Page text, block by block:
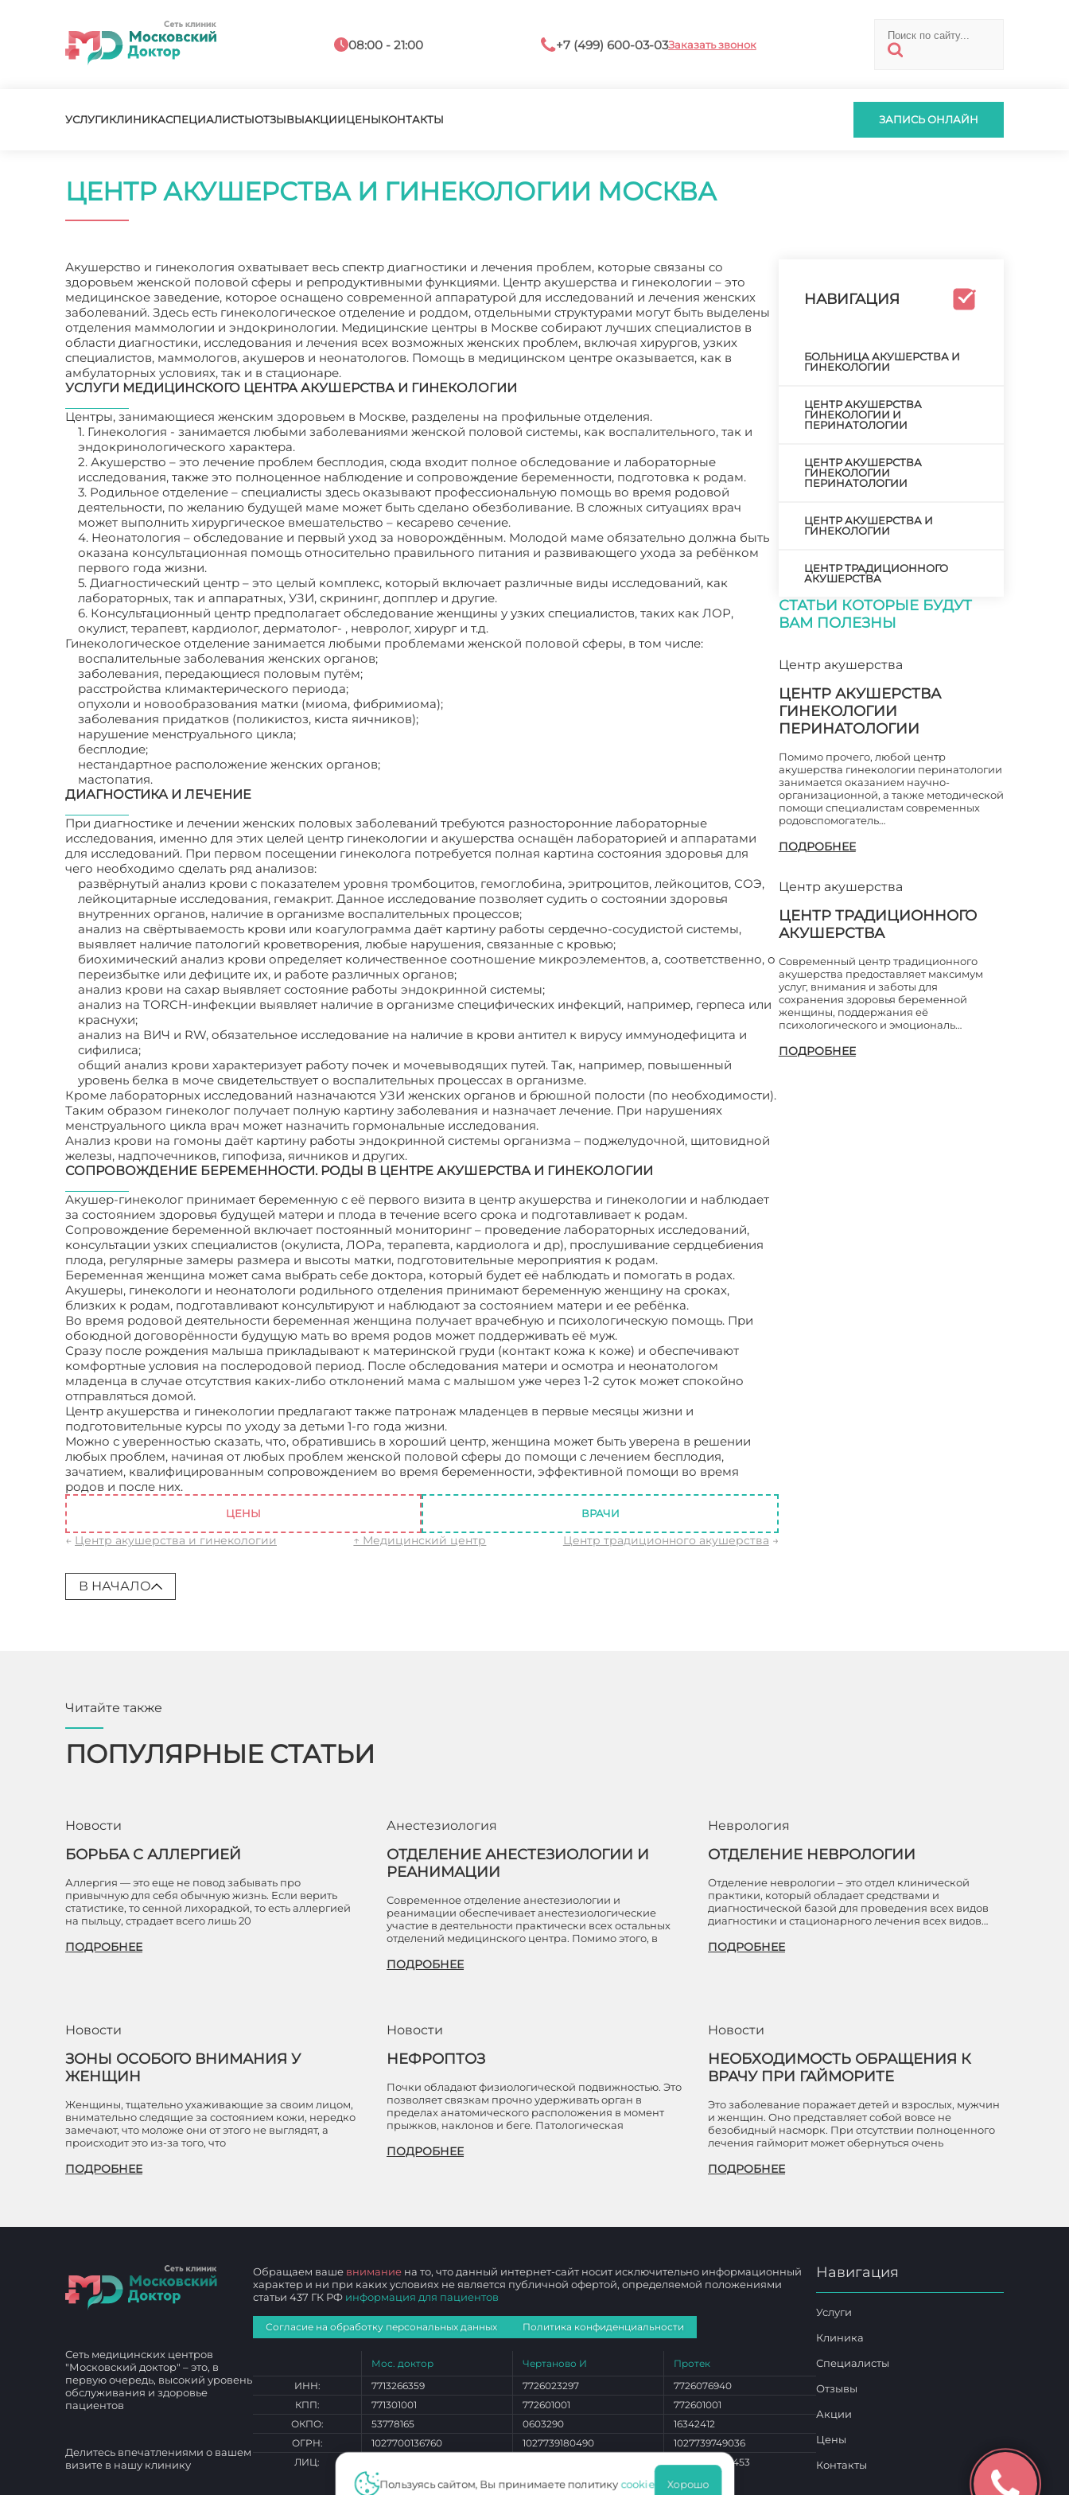
08:00 - 21:00 +7 (499) 600-03-03Заказать звонок
УСЛУГИКЛИНИКАСПЕЦИАЛИСТЫОТЗЫВЫАКЦИИЦЕНЫКОНТАКТЫ ЗАПИСЬ ОНЛАЙН
ЦЕНТР АКУШЕРСТВА И ГИНЕКОЛОГИИ МОСКВА
Акушерство и гинекология охватывает весь спектр диагностики и лечения проблем, которые связаны со
здоровьем женской половой сферы и репродуктивными функциями. Центр акушерства и гинекологии – это
медицинское заведение, которое оснащено современной аппаратурой для исследований и лечения женских
заболеваний. Здесь есть гинекологическое отделение и роддом, отдельными структурами могут быть выделены
отделения маммологии и эндокринологии. Медицинские центры в Москве собирают лучших специалистов в
области диагностики, исследования и лечения всех возможных женских проблем, включая хирургов, узких
специалистов, маммологов, акушеров и неонатологов. Помощь в медицинском центре оказывается, как в
амбулаторных условиях, так и в стационаре.
УСЛУГИ МЕДИЦИНСКОГО ЦЕНТРА АКУШЕРСТВА И ГИНЕКОЛОГИИ
Центры, занимающиеся женским здоровьем в Москве, разделены на профильные отделения.
1. Гинекология - занимается любыми заболеваниями женской половой системы, как воспалительного, так и
эндокринологического характера.
2. Акушерство – это лечение проблем бесплодия, сюда входит полное обследование и лабораторные
исследования, также это полноценное наблюдение и сопровождение беременности, подготовка к родам.
3. Родильное отделение – специалисты здесь оказывают профессиональную помощь во время родовой
деятельности, по желанию будущей маме может быть сделано обезболивание. В сложных ситуациях врач
может выполнить хирургическое вмешательство – кесарево сечение.
4. Неонатология – обследование и первый уход за новорождённым. Молодой маме обязательно должна быть
оказана консультационная помощь относительно правильного питания и развивающего ухода за ребёнком
первого года жизни.
5. Диагностический центр – это целый комплекс, который включает различные виды исследований, как
лабораторных, так и аппаратных, УЗИ, скрининг, допплер и другие.
6. Консультационный центр предполагает обследование женщины у узких специалистов, таких как ЛОР,
окулист, терапевт, кардиолог, дерматолог- , невролог, хирург и т.д.
Гинекологическое отделение занимается любыми проблемами женской половой сферы, в том числе:
воспалительные заболевания женских органов;
заболевания, передающиеся половым путём;
расстройства климактерического периода;
опухоли и новообразования матки (миома, фибримиома);
заболевания придатков (поликистоз, киста яичников);
нарушение менструального цикла;
бесплодие;
нестандартное расположение женских органов;
мастопатия.
ДИАГНОСТИКА И ЛЕЧЕНИЕ
При диагностике и лечении женских половых заболеваний требуются разносторонние лабораторные
исследования, именно для этих целей центр гинекологии и акушерства оснащён лабораторией и аппаратами
для исследований. При первом посещении гинеколога потребуется полная картина состояния здоровья для
чего необходимо сделать ряд анализов:
развёрнутый анализ крови с показателем уровня тромбоцитов, гемоглобина, эритроцитов, лейкоцитов, СОЭ,
лейкоцитарные исследования, гемакрит. Данное исследование позволяет судить о состоянии здоровья
внутренних органов, наличие в организме воспалительных процессов;
анализ на свёртываемость крови или коагулограмма даёт картину работы сердечно-сосудистой системы,
выявляет наличие патологий кроветворения, любые нарушения, связанные с кровью;
биохимический анализ крови определяет количественное соотношение микроэлементов, а, соответственно, о
переизбытке или дефиците их, и работе различных органов;
анализ крови на сахар выявляет состояние работы эндокринной системы;
анализ на TОRCH-инфекции выявляет наличие в организме специфических инфекций, например, герпеса или
краснухи;
анализ на ВИЧ и RW, обязательное исследование на наличие в крови антител к вирусу иммунодефицита и
сифилиса;
общий анализ крови характеризует работу почек и мочевыводящих путей. Так, например, повышенный
уровень белка в моче свидетельствует о воспалительных процессах в организме.
Кроме лабораторных исследований назначаются УЗИ женских органов и брюшной полости (по необходимости).
Таким образом гинеколог получает полную картину заболевания и назначает лечение. При нарушениях
менструального цикла врач может назначить гормональные исследования.
Анализ крови на гомоны даёт картину работы эндокринной системы организма – поджелудочной, щитовидной
железы, надпочечников, гипофиза, яичников и других.
СОПРОВОЖДЕНИЕ БЕРЕМЕННОСТИ. РОДЫ В ЦЕНТРЕ АКУШЕРСТВА И ГИНЕКОЛОГИИ
Акушер-гинеколог принимает беременную с её первого визита в центр акушерства и гинекологии и наблюдает
за состоянием здоровья будущей матери и плода в течение всего срока и подготавливает к родам.
Сопровождение беременной включает постоянный мониторинг – проведение лабораторных исследований,
консультации узких специалистов (окулиста, ЛОРа, терапевта, кардиолога и др), прослушивание сердцебиения
плода, регулярные замеры размера и высоты матки, подготовительные мероприятия к родам.
Беременная женщина может сама выбрать себе доктора, который будет её наблюдать и помогать в родах.
Акушеры, гинекологи и неонатологи родильного отделения принимают беременную женщину на сроках,
близких к родам, подготавливают консультируют и наблюдают за состоянием матери и ее ребёнка.
Во время родовой деятельности беременная женщина получает врачебную и психологическую помощь. При
обоюдной договорённости будущую мать во время родов может поддерживать её муж.
Сразу после рождения малыша прикладывают к материнской груди (контакт кожа к коже) и обеспечивают
комфортные условия на послеродовой период. После обследования матери и осмотра и неонатологом
младенца в случае отсутствия каких-либо отклонений мама с малышом уже через 1-2 суток может спокойно
отправляться домой.
Центр акушерства и гинекологии предлагают также патронаж младенцев в первые месяцы жизни и
подготовительные курсы по уходу за детьми 1-го года жизни.
Можно с уверенностью сказать, что, обратившись в хороший центр, женщина может быть уверена в решении
любых проблем, начиная от любых проблем женской половой сферы до помощи с лечением бесплодия,
зачатием, квалифицированным сопровождением во время беременности, эффективной помощи во время
родов и после них.
ЦЕНЫ ВРАЧИ
← Центр акушерства и гинекологии ↑ Медицинский центр Центр традиционного акушерства →
В НАЧАЛО
НАВИГАЦИЯ
БОЛЬНИЦА АКУШЕРСТВА И
ГИНЕКОЛОГИИ
ЦЕНТР АКУШЕРСТВА
ГИНЕКОЛОГИИ И
ПЕРИНАТОЛОГИИ
ЦЕНТР АКУШЕРСТВА
ГИНЕКОЛОГИИ
ПЕРИНАТОЛОГИИ
ЦЕНТР АКУШЕРСТВА И
ГИНЕКОЛОГИИ
ЦЕНТР ТРАДИЦИОННОГО
АКУШЕРСТВА
СТАТЬИ КОТОРЫЕ БУДУТ
ВАМ ПОЛЕЗНЫ
Центр акушерства
ЦЕНТР АКУШЕРСТВА
ГИНЕКОЛОГИИ
ПЕРИНАТОЛОГИИ
Помимо прочего, любой центр
акушерства гинекологии перинатологии
занимается оказанием научно-
организационной, а также методической
помощи специалистам современных
родовспомогатель…
ПОДРОБНЕЕ
Центр акушерства
ЦЕНТР ТРАДИЦИОННОГО
АКУШЕРСТВА
Современный центр традиционного
акушерства предоставляет максимум
услуг, внимания и заботы для
сохранения здоровья беременной
женщины, поддержания её
психологического и эмоциональ…
ПОДРОБНЕЕ
Читайте также
ПОПУЛЯРНЫЕ СТАТЬИ
Новости
БОРЬБА С АЛЛЕРГИЕЙ
Аллергия — это еще не повод забывать про
привычную для себя обычную жизнь. Если верить
статистике, то сенной лихорадкой, то есть аллергией
на пыльцу, страдает всего лишь 20
ПОДРОБНЕЕ
Анестезиология
ОТДЕЛЕНИЕ АНЕСТЕЗИОЛОГИИ И
РЕАНИМАЦИИ
Современное отделение анестезиологии и
реанимации обеспечивает анестезиологические
участие в деятельности практически всех остальных
отделений медицинского центра. Помимо этого, в
ПОДРОБНЕЕ
Неврология
ОТДЕЛЕНИЕ НЕВРОЛОГИИ
Отделение неврологии – это отдел клинической
практики, который обладает средствами и
диагностической базой для проведения всех видов
диагностики и стационарного лечения всех видов…
ПОДРОБНЕЕ
Новости
ЗОНЫ ОСОБОГО ВНИМАНИЯ У
ЖЕНЩИН
Женщины, тщательно ухаживающие за своим лицом,
внимательно следящие за состоянием кожи, нередко
замечают, что моложе они от этого не выглядят, а
происходит это из-за того, что
ПОДРОБНЕЕ
Новости
НЕФРОПТОЗ
Почки обладают физиологической подвижностью. Это
позволяет связкам прочно удерживать орган в
пределах анатомического расположения в момент
прыжков, наклонов и беге. Патологическая
ПОДРОБНЕЕ
Новости
НЕОБХОДИМОСТЬ ОБРАЩЕНИЯ К
ВРАЧУ ПРИ ГАЙМОРИТЕ
Это заболевание поражает детей и взрослых, мужчин
и женщин. Оно представляет собой вовсе не
безобидный насморк. При отсутствии полноценного
лечения гайморит может обернуться очень
ПОДРОБНЕЕ
Сеть медицинских центров
"Московский доктор" – это, в
первую очередь, высокий уровень
обслуживания и здоровье
пациентов
Делитесь впечатлениями о вашем
визите в нашу клинику
Обращаем ваше внимание на то, что данный интернет-сайт носит исключительно информационный
характер и ни при каких условиях не является публичной офертой, определяемой положениями
статьи 437 ГК РФ информация для пациентов
Согласие на обработку персональных данных Политика конфиденциальности
ИНН:
КПП:
ОКПО:
ОГРН:
ЛИЦ:
Мос. доктор
7713266359
771301001
53778165
1027700136760
Чертаново И
7726023297
772601001
0603290
1027739180490
Протек
7726076940
772601001
16342412
1027739749036
ЛО 77 01 014453
Навигация
Услуги
Клиника
Специалисты
Отзывы
Акции
Цены
Контакты
Пользуясь сайтом, Вы принимаете политику cookie Хорошо